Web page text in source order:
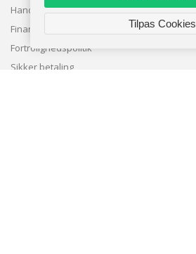
Handelsbetingelser
Finansering
Fortrolighedspolitik
Sikker betaling
Tilpas Cookies